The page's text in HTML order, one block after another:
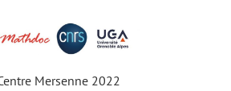
Mersenne 2022